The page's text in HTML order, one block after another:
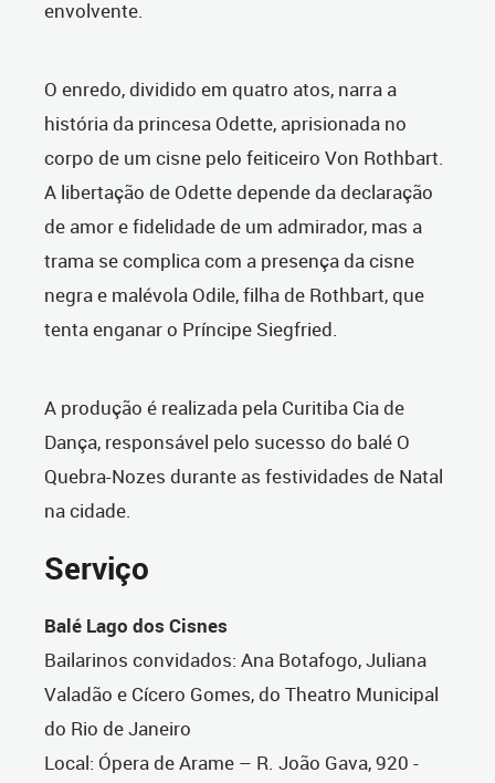
envolvente.
O enredo, dividido em quatro atos, narra a
história da princesa Odette, aprisionada no
corpo de um cisne pelo feiticeiro Von Rothbart.
A libertação de Odette depende da declaração
de amor e fidelidade de um admirador, mas a
trama se complica com a presença da cisne
negra e malévola Odile, filha de Rothbart, que
tenta enganar o Príncipe Siegfried.
A produção é realizada pela Curitiba Cia de
Dança, responsável pelo sucesso do balé O
Quebra-Nozes durante as festividades de Natal
na cidade.
Serviço
Balé Lago dos Cisnes
Bailarinos convidados: Ana Botafogo, Juliana
Valadão e Cícero Gomes, do Theatro Municipal
do Rio de Janeiro
Local: Ópera de Arame – R. João Gava, 920 -